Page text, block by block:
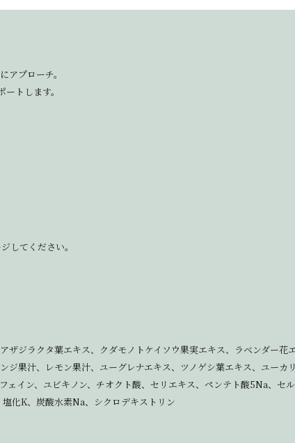
アプローチ。
トします。
してください。
ジラクタ葉エキス、クダモノトケイソウ果実エキス、ラベンダー
ジ果汁、レモン果汁、ユーグレナエキス、ツノゲシ葉エキス、ユー
イン、ユビキノン、チオクト酸、セリエキス、ペンテト酸5Na、
化K、炭酸水素Na、シクロデキストリン